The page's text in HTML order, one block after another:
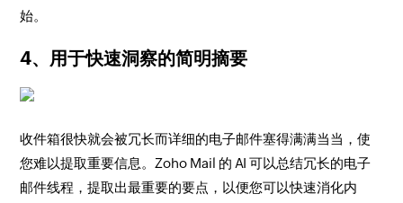
始。
4、用于快速洞察的简明摘要
收件箱很快就会被冗长而详细的电子邮件塞得满满当当，使
您难以提取重要信息。Zoho Mail 的 AI 可以总结冗长的电子
邮件线程，提取出最重要的要点，以便您可以快速消化内